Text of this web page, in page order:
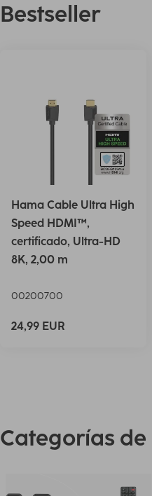
Bestseller
Hama Cable Ultra High
Speed HDMI™,
certificado, Ultra-HD
8K, 2,00 m
00200700
24,99 EUR
Categorías